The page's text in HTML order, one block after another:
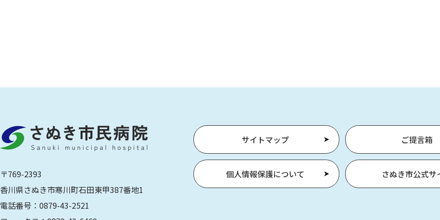
〒769-2393
香川県さぬき市寒川町石田東甲387番地1
電話番号：0879-43-2521
サイトマップ ご提言箱
個人情報保護について さぬき市公式サ